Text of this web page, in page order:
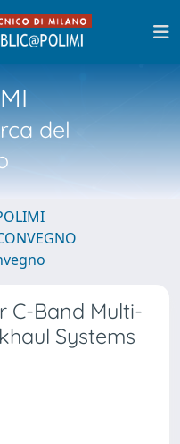
del
C-Band Multi-
Systems